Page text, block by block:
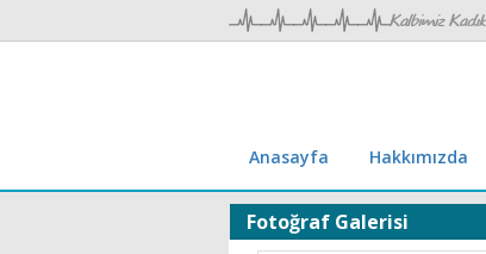
Anasayfa Hakkımızda
Fotoğraf Galerisi